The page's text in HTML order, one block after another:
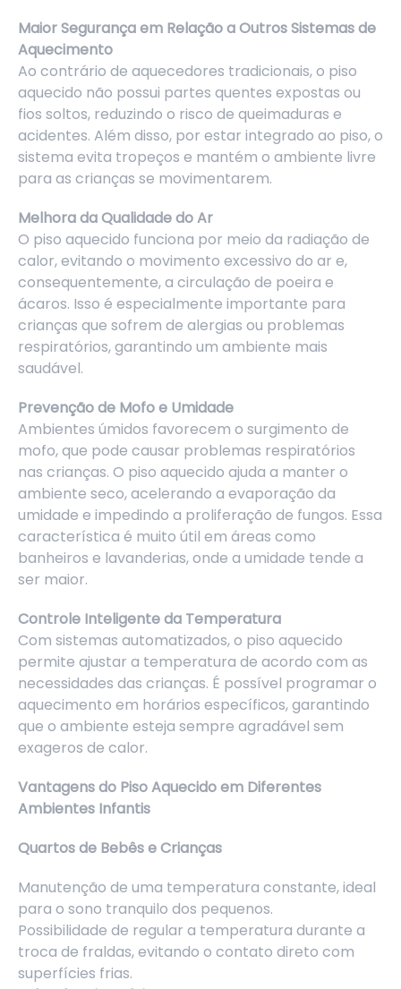
Maior Segurança em Relação a Outros Sistemas de
Aquecimento
Ao contrário de aquecedores tradicionais, o piso
aquecido não possui partes quentes expostas ou
fios soltos, reduzindo o risco de queimaduras e
acidentes. Além disso, por estar integrado ao piso, o
sistema evita tropeços e mantém o ambiente livre
para as crianças se movimentarem.
Melhora da Qualidade do Ar
O piso aquecido funciona por meio da radiação de
calor, evitando o movimento excessivo do ar e,
consequentemente, a circulação de poeira e
ácaros. Isso é especialmente importante para
crianças que sofrem de alergias ou problemas
respiratórios, garantindo um ambiente mais
saudável.
Prevenção de Mofo e Umidade
Ambientes úmidos favorecem o surgimento de
mofo, que pode causar problemas respiratórios
nas crianças. O piso aquecido ajuda a manter o
ambiente seco, acelerando a evaporação da
umidade e impedindo a proliferação de fungos. Essa
característica é muito útil em áreas como
banheiros e lavanderias, onde a umidade tende a
ser maior.
Controle Inteligente da Temperatura
Com sistemas automatizados, o piso aquecido
permite ajustar a temperatura de acordo com as
necessidades das crianças. É possível programar o
aquecimento em horários específicos, garantindo
que o ambiente esteja sempre agradável sem
exageros de calor.
Vantagens do Piso Aquecido em Diferentes
Ambientes Infantis
Quartos de Bebês e Crianças
Manutenção de uma temperatura constante, ideal
para o sono tranquilo dos pequenos.
Possibilidade de regular a temperatura durante a
troca de fraldas, evitando o contato direto com
superfícies frias.